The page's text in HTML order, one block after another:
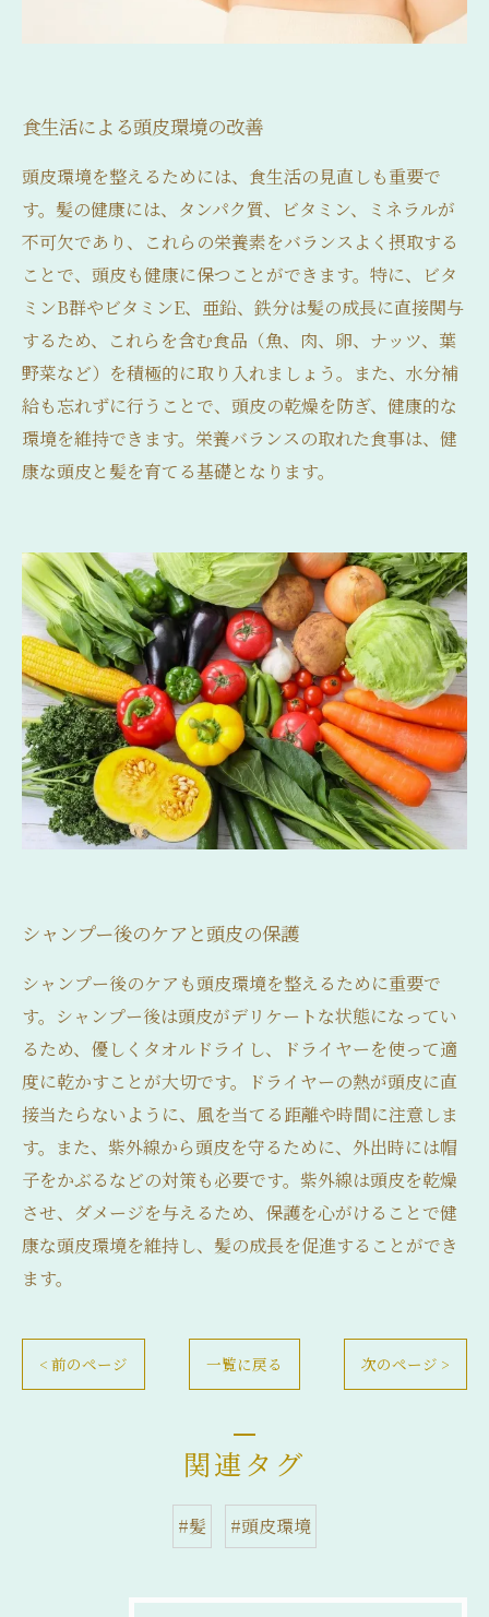
食生活による頭皮環境の改善
頭皮環境を整えるためには、食生活の見直しも重要で
す。髪の健康には、タンパク質、ビタミン、ミネラルが
不可欠であり、これらの栄養素をバランスよく摂取する
ことで、頭皮も健康に保つことができます。特に、ビタ
ミンB群やビタミンE、亜鉛、鉄分は髪の成長に直接関与
するため、これらを含む食品（魚、肉、卵、ナッツ、葉
野菜など）を積極的に取り入れましょう。また、水分補
給も忘れずに行うことで、頭皮の乾燥を防ぎ、健康的な
環境を維持できます。栄養バランスの取れた食事は、健
康な頭皮と髪を育てる基礎となります。
シャンプー後のケアと頭皮の保護
シャンプー後のケアも頭皮環境を整えるために重要で
す。シャンプー後は頭皮がデリケートな状態になってい
るため、優しくタオルドライし、ドライヤーを使って適
度に乾かすことが大切です。ドライヤーの熱が頭皮に直
接当たらないように、風を当てる距離や時間に注意しま
す。また、紫外線から頭皮を守るために、外出時には帽
子をかぶるなどの対策も必要です。紫外線は頭皮を乾燥
させ、ダメージを与えるため、保護を心がけることで健
康な頭皮環境を維持し、髪の成長を促進することができ
ます。
< 前のページ 一覧に戻る 次のページ >
関連タグ
#髪 #頭皮環境